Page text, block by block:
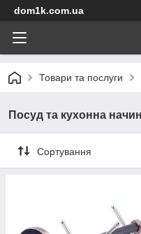
dom1k.com.ua
Товари та послуги
Посуд та кухонна
Сортування